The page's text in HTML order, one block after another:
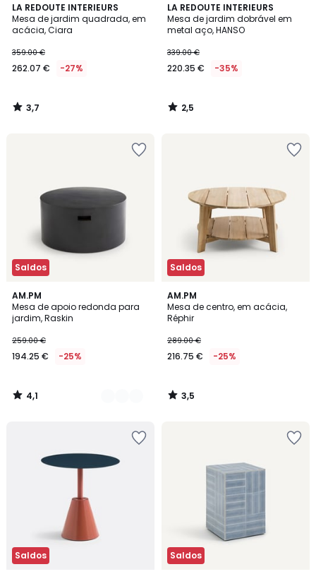
LA REDOUTE INTERIEURS
Mesa de jardim quadrada, em
acácia, Ciara
359.00 €
262.07 € -27%
3,7
/ 5
3,7
/
LA REDOUTE INTERIEURS
Mesa de jardim dobrável em
metal aço, HANSO
339.00 €
220.35 € -35%
2,5
/ 5
2,5
/
Saldos
AM.PM
Mesa de apoio redonda para
jardim, Raskin
259.00 €
194.25 € -25%
4,1
/ 5
2
Cores
4,1
/
Saldos
AM.PM
Mesa de centro, em acácia,
Réphir
289.00 €
216.75 € -25%
3,5
/ 5
3,5
/
Saldos Saldos